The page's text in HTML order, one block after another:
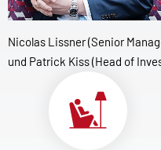
Nicolas Lissner (Senior
und Patrick Kiss (Head of